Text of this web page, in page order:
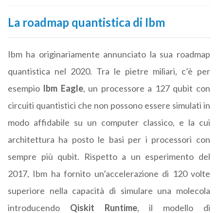
La roadmap quantistica di Ibm
Ibm ha originariamente annunciato la sua roadmap
quantistica nel 2020. Tra le pietre miliari, c’è per
esempio Ibm Eagle, un processore a 127 qubit con
circuiti quantistici che non possono essere simulati in
modo affidabile su un computer classico, e la cui
architettura ha posto le basi per i processori con
sempre più qubit. Rispetto a un esperimento del
2017, Ibm ha fornito un’accelerazione di 120 volte
superiore nella capacità di simulare una molecola
introducendo Qiskit Runtime, il modello di